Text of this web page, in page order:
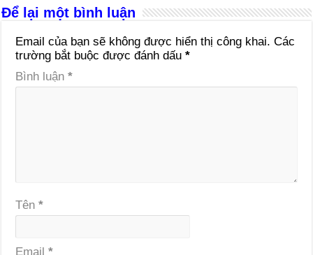
Để lại một bình luận
Email của bạn sẽ không được hiển thị công khai. Các
trường bắt buộc được đánh dấu*
Bình luận*
Tên*
Email*